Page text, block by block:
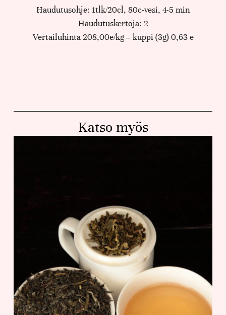
Haudutusohje: 1tlk/20cl, 80c-vesi, 4-5 min
Haudutuskertoja: 2
Vertailuhinta 208,00e/kg – kuppi (3g) 0,63 e
Katso myös